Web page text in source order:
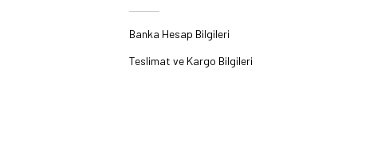
Banka Hesap Bilgileri
Teslimat ve Kargo Bilgileri